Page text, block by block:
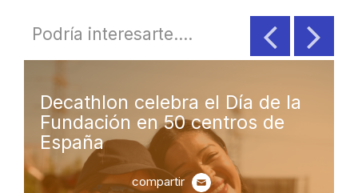
Podría interesarte....
el Día de la
centros de
Decathlon acelera
por la circularidad
red de espacios
de Segunda Vida